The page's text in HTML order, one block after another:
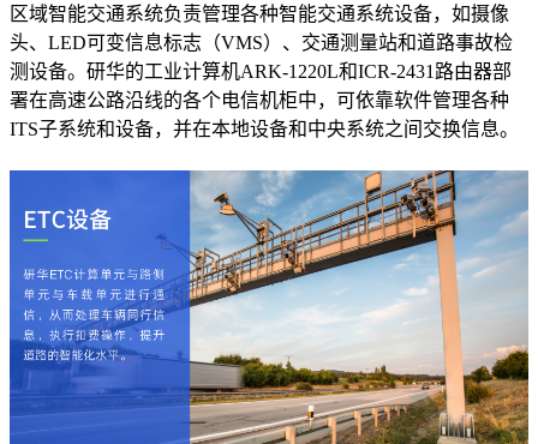
区域智能交通系统负责管理各种智能交通系统设备，如摄像
头、LED可变信息标志（VMS）、交通测量站和道路事故检
测设备。研华的工业计算机ARK-1220L和ICR-2431路由器部
署在高速公路沿线的各个电信机柜中，可依靠软件管理各种
ITS子系统和设备，并在本地设备和中央系统之间交换信息。